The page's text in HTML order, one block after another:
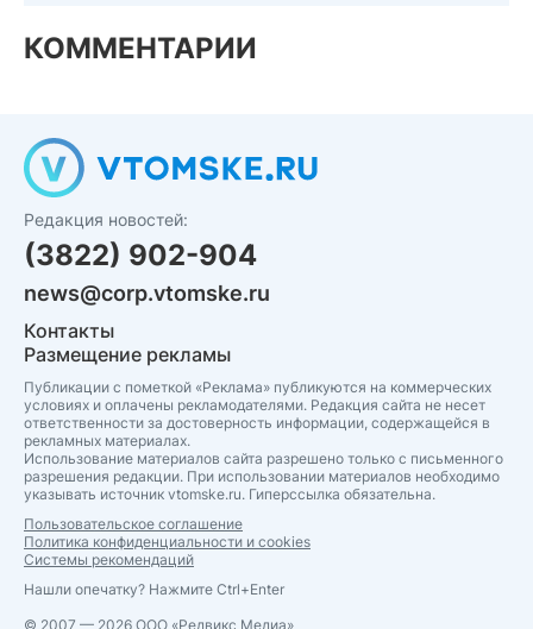
КОММЕНТАРИИ
Редакция новостей:
(3822) 902-904
news@corp.vtomske.ru
Контакты
Размещение рекламы
Публикации с пометкой «Реклама» публикуются на коммерческих
условиях и оплачены рекламодателями. Редакция сайта не несет
ответственности за достоверность информации, содержащейся в
рекламных материалах.
Использование материалов сайта разрешено только с письменного
разрешения редакции. При использовании материалов необходимо
указывать источник vtomske.ru. Гиперссылка обязательна.
Пользовательское соглашение
Политика конфиденциальности и cookies
Системы рекомендаций
Нашли опечатку? Нажмите Ctrl+Enter
© 2007 — 2026 ООО «Редвикс Медиа»